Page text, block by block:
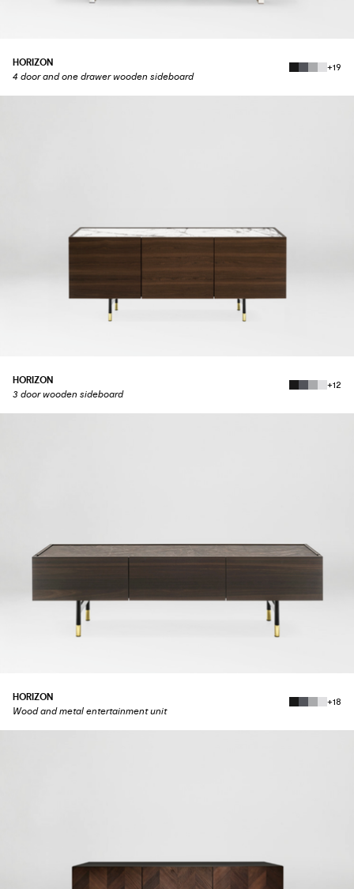
HORIZON
4 door and one drawer wooden sideboard
+19
HORIZON
3 door wooden sideboard
+12
HORIZON
Wood and metal entertainment unit
+18